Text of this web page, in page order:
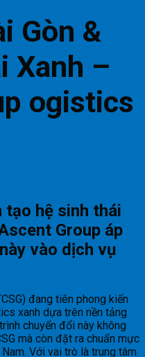
Gòn &
Xanh –
ogistics
tạo hệ sinh thái
Group áp
vào dịch vụ
đang tiên phong kiến
xanh dựa trên nền tảng
chuyển đổi này không
mà còn đặt ra chuẩn mực
Với vai trò là trung tâm